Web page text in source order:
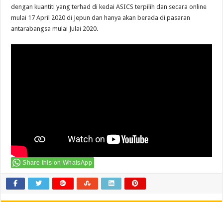
dengan kuantiti yang terhad di kedai ASICS terpilih dan secara online
mulai 17 April 2020 di Jepun dan hanya akan berada di pasaran
antarabangsa mulai Julai 2020.
Share this on WhatsApp